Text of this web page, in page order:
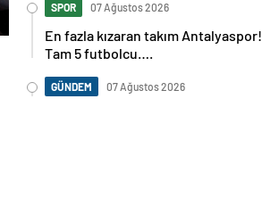
SPOR 07 Ağustos 2026
En fazla kızaran takım Antalyaspor!
Tam 5 futbolcu….
GÜNDEM 07 Ağustos 2026